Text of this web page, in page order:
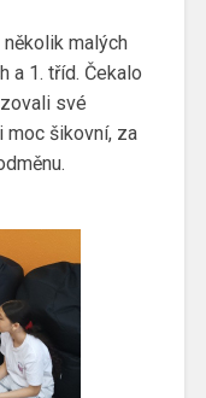
malých
a 1. tříd. Čekalo
své
moc šikovní, za